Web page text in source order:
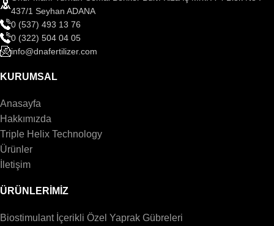
437/1 Seyhan ADANA
0 (537) 493 13 76
0 (322) 504 04 05
info@dnafertilizer.com
KURUMSAL
Anasayfa
Hakkımızda
Triple Helix Technology
Ürünler
İletişim
ÜRÜNLERİMİZ
Biostimulant İçerikli Özel Yaprak Gübreleri